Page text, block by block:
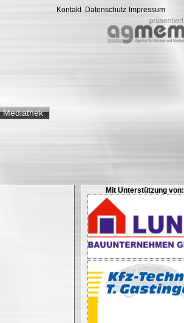
Kontakt Datenschutz Impressum
Mediathek
Mit Unterstützung von: